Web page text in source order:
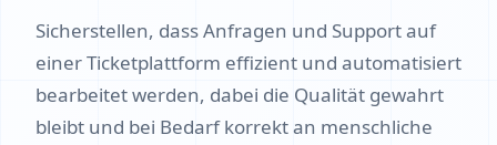
Sicherstellen, dass Anfragen und Support auf
einer Ticketplattform effizient und automatisiert
bearbeitet werden, dabei die Qualität gewahrt
bleibt und bei Bedarf korrekt an menschliche